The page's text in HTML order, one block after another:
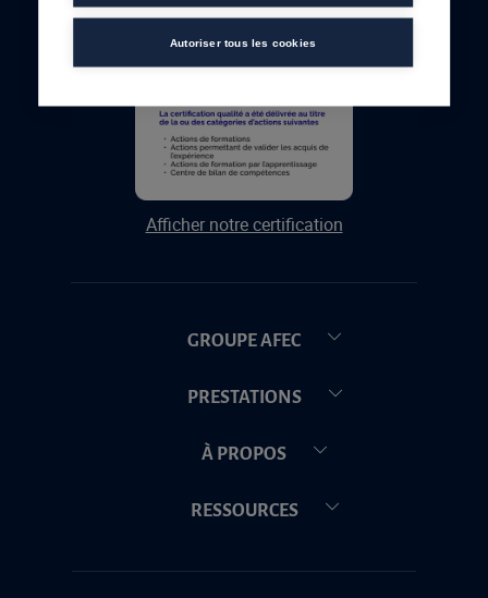
Afficher notre certification
GROUPE AFEC
PRESTATIONS
À PROPOS
RESSOURCES
Autoriser tous les cookies